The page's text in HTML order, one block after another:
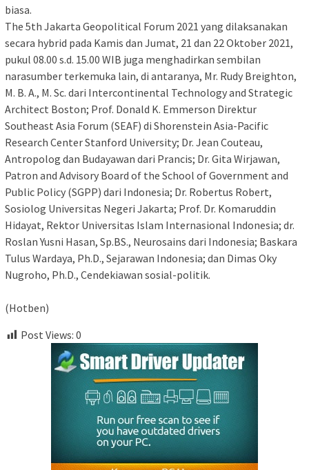
biasa.
The 5th Jakarta Geopolitical Forum 2021 yang dilaksanakan
secara hybrid pada Kamis dan Jumat, 21 dan 22 Oktober 2021,
pukul 08.00 s.d. 15.00 WIB juga menghadirkan sembilan
narasumber terkemuka lain, di antaranya, Mr. Rudy Breighton,
M. B. A., M. Sc. dari Intercontinental Technology and Strategic
Architect Boston; Prof. Donald K. Emmerson Direktur
Southeast Asia Forum (SEAF) di Shorenstein Asia-Pacific
Research Center Stanford University; Dr. Jean Couteau,
Antropolog dan Budayawan dari Prancis; Dr. Gita Wirjawan,
Patron and Advisory Board of the School of Government and
Public Policy (SGPP) dari Indonesia; Dr. Robertus Robert,
Sosiolog Universitas Negeri Jakarta; Prof. Dr. Komaruddin
Hidayat, Rektor Universitas Islam Internasional Indonesia; dr.
Roslan Yusni Hasan, Sp.BS., Neurosains dari Indonesia; Baskara
Tulus Wardaya, Ph.D., Sejarawan Indonesia; dan Dimas Oky
Nugroho, Ph.D., Cendekiawan sosial-politik.
(Hotben)
Post Views: 0